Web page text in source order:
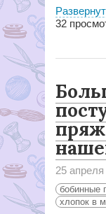
32
25
бобинные
хлопок в